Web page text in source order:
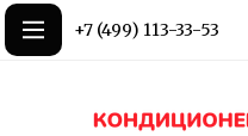
+7 (499) 113-33-53